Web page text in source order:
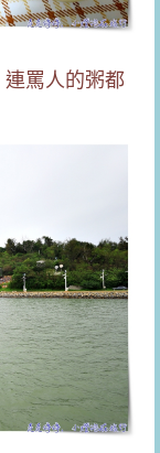
罵人的粥都